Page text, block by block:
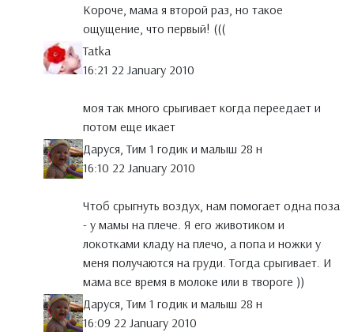
Короче, мама я второй раз, но такое
ощущение, что первый! (((
Tatka
16:21 22 January 2010
моя так много срыгивает когда переедает и
потом еще икает
Даруся, Тим 1 годик и малыш 28 н
16:10 22 January 2010
Чтоб срыгнуть воздух, нам помогает одна поза
- у мамы на плече. Я его животиком и
локотками кладу на плечо, а попа и ножки у
меня получаются на груди. Тогда срыгивает. И
мама все время в молоке или в твороге ))
Даруся, Тим 1 годик и малыш 28 н
16:09 22 January 2010